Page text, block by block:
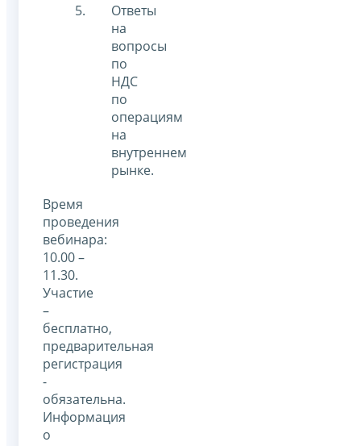
Ответы
на
вопросы
по
НДС
по
операциям
на
внутреннем
рынке.
Время
проведения
вебинара:
10.00 –
11.30.
Участие
–
бесплатно,
предварительная
регистрация
-
обязательна.
Информация
о